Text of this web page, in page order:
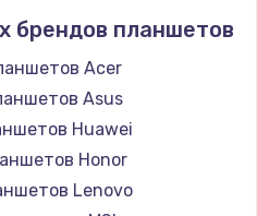
брендов планшетов
Acer
Asus
Huawei
Honor
Lenovo